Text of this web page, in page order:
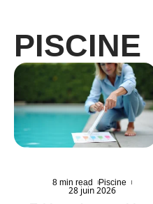
PISCINE
8 min read Piscine
28 juin 2026